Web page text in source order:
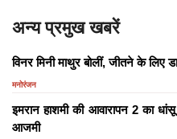
अन्य प्रमुख खबरें
विनर मिनी माथुर बोलीं, जीतने के लिए
मनोरंजन
इमरान हाशमी की आवारापन 2 का
आजमी